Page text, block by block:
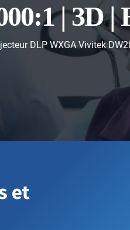
| 3D
DLP WXGA Vivitek
et